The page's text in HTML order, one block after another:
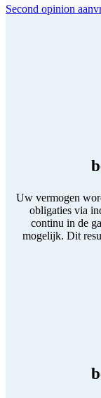
Second opinion
Uw vermogen
obligaties via
continu in de
mogelijk. Dit